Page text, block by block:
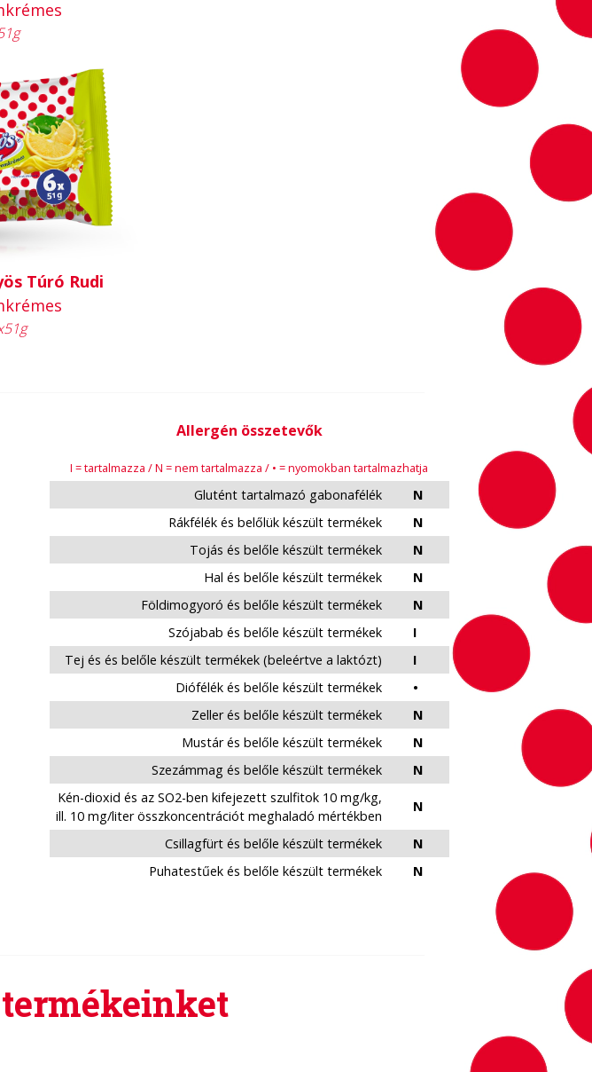
Túró Rudi
Allergén összetevők
I = tartalmazza / N = nem tartalmazza / • = nyomokban tartalmazhatja
Glutént tartalmazó gabonafélék
N
Rákfélék és belőlük készült termékek
N
Tojás és belőle készült termékek
N
Hal és belőle készült termékek
N
Földimogyoró és belőle készült termékek
N
Szójabab és belőle készült termékek
I
Tej és és belőle készült termékek (beleértve a laktózt)
I
Diófélék és belőle készült termékek
•
Zeller és belőle készült termékek
N
Mustár és belőle készült termékek
N
Szezámmag és belőle készült termékek
N
Kén-dioxid és az SO2-ben kifejezett szulfitok 10 mg/kg,
ill. 10 mg/liter összkoncentrációt meghaladó mértékben
N
Csillagfürt és belőle készült termékek
N
Puhatestűek és belőle készült termékek
N